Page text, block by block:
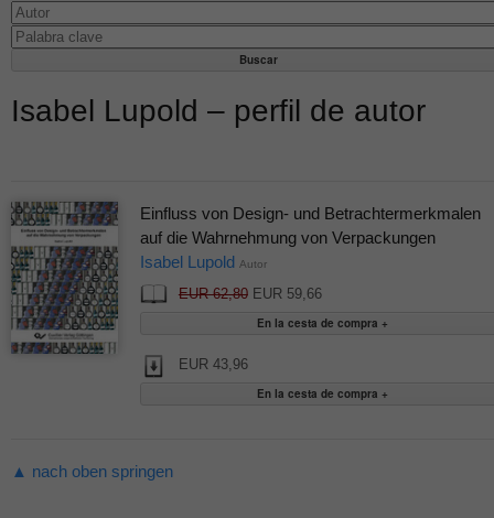
Isabel Lupold – perfil de autor
Einfluss von Design- und Betrachtermerkmalen
auf die Wahrnehmung von Verpackungen
Isabel Lupold Autor
EUR 62,80EUR 59,66
EUR 43,96
▲ nach oben springen